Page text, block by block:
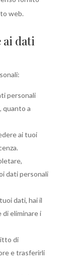
web.
dati
personali
quanto a
ai tuoi
dati personali
dati, hai il
eliminare i
di
e trasferirli